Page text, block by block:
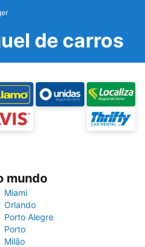
de carros
mundo
Miami
Orlando
Porto Alegre
Porto
Milão